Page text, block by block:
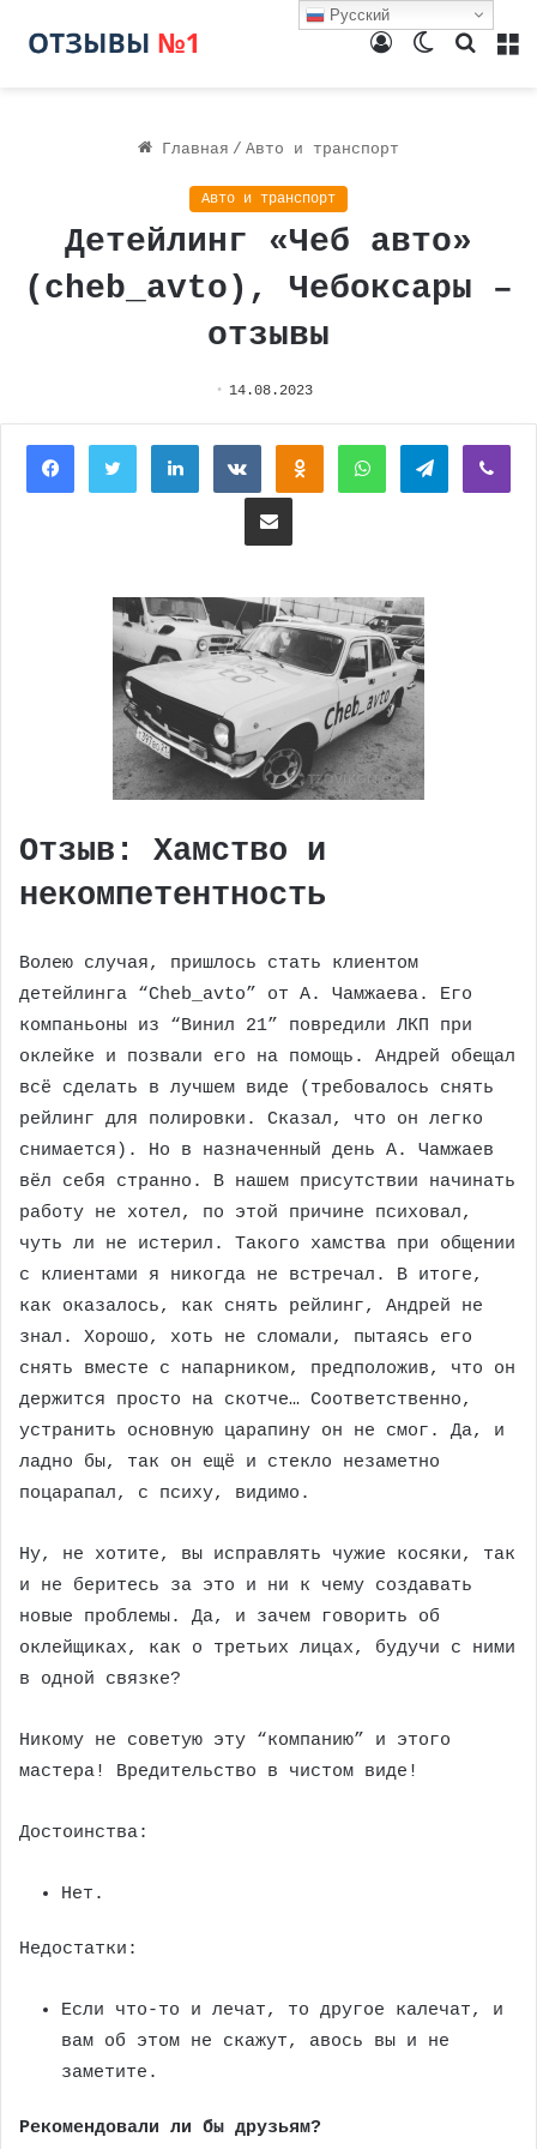
Поиск
Switch
Войти
Главная / Авто и транспорт
Авто и транспорт
Детейлинг «Чеб авто»
(cheb_avto), Чебоксары –
отзывы
14.08.2023
FacebookTwitterLinkedInВконтактеОдноклассники
WhatsAppTelegram
Поделиться через электронную почту
Отзыв: Хамство и
некомпетентность
Волею случая, пришлось стать клиентом
детейлинга “Cheb_avto” от А. Чамжаева. Его
компаньоны из “Винил 21” повредили ЛКП при
оклейке и позвали его на помощь. Андрей обещал
всё сделать в лучшем виде (требовалось снять
рейлинг для полировки. Сказал, что он легко
снимается). Но в назначенный день А. Чамжаев
вёл себя странно. В нашем присутствии начинать
работу не хотел, по этой причине психовал,
чуть ли не истерил. Такого хамства при общении
с клиентами я никогда не встречал. В итоге,
как оказалось, как снять рейлинг, Андрей не
знал. Хорошо, хоть не сломали, пытаясь его
снять вместе с напарником, предположив, что он
держится просто на скотче… Соответственно,
устранить основную царапину он не смог. Да, и
ладно бы, так он ещё и стекло незаметно
поцарапал, с психу, видимо.
Ну, не хотите, вы исправлять чужие косяки, так
и не беритесь за это и ни к чему создавать
новые проблемы. Да, и зачем говорить об
оклейщиках, как о третьих лицах, будучи с ними
в одной связке?
Никому не советую эту “компанию” и этого
мастера! Вредительство в чистом виде!
Достоинства:
Нет.
Недостатки:
Если что-то и лечат, то другое калечат, и
вам об этом не скажут, авось вы и не
заметите.
Рекомендовали ли бы друзьям?
Русский